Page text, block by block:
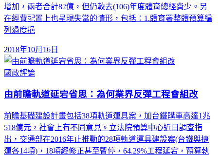
增加，兩者合計82億，但仍較去(106)年度體育總經費少。另
在經費配置上也呈現失當的情形，包括：1.體育署整體預算編
列過度挹
2018年10月16日
國政評論
由前瞻軌道延宕省思：為何業界反彈工程會組改
前瞻基礎建設計畫包括38項軌道運具案，加台鐵購車高達1兆
518億元，社會上有不同意見。立法院預算中心近日調查指
出，交通部在2016年止推動的28項軌道運具建設案(台鐵與捷
運各14項)，18項經修正甚至暫停，64.29%工程延宕，預算執